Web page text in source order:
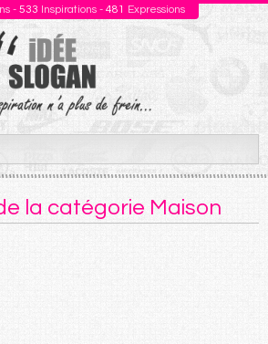
- 533 Inspirations - 481 Expressions
la catégorie Maison